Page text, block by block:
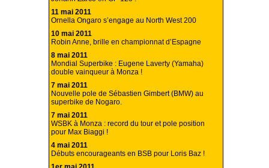
11 mai 2011
Ornella Ongaro s’engage au North West 200
10 mai 2011
Robin Anne, brille en championnat d’Espagne
8 mai 2011
Mondial Superbike : Eugene Laverty (Yamaha)
double vainqueur à Monza !
7 mai 2011
Nouvelle pole de Sébastien Gimbert (BMW) au
superbike de Nogaro.
7 mai 2011
WSBK à Monza : record du tour et pole position
pour Max Biaggi !
4 mai 2011
Débuts encourageants en BSB pour Loris Baz !